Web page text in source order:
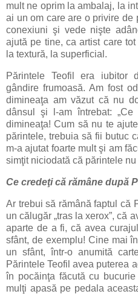
mult ne oprim la ambalaj, la
ai un om care are o privire de
conexiuni şi vede nişte
ajută pe tine, ca artist care
la textură, la superficial.
Părintele Teofil era iubitor
gândire frumoasă. Am fost
dimineaţa am văzut că nu
dânsul şi l-am întrebat:
dimineaţa! Cum să nu te
părintele, trebuia să fii butuc
m-a ajutat foarte mult şi am
simţit niciodată că părintele
Ce credeţi că rămâne după
Ar trebui să rămână faptul că
un călugăr „tras la xerox”, că
aparte de a fi, că avea
sfânt, de exemplu! Cine mai
un sfânt, într-o anumită
Părintele Teofil avea puterea
în pocăinţa făcută cu
mulţi apasă pe pedala